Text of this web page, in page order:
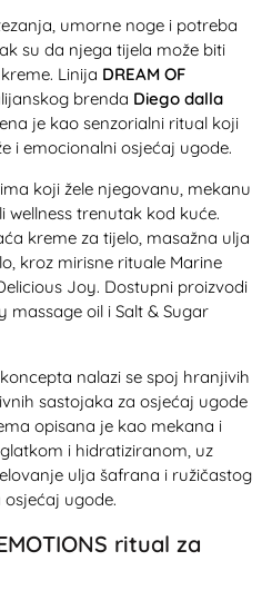
umorne noge i potreba
su da njega tijela može biti
Linija DREAM OF
brenda Diego dalla
je kao senzorialni ritual koji
i emocionalni osjećaj ugode.
koji žele njegovanu, mekanu
wellness trenutak kod kuće.
kreme za tijelo, masažna ulja
kroz mirisne rituale Marine
Joy. Dostupni proizvodi
oil i Salt & Sugar
nalazi se spoj hranjivih
sastojaka za osjećaj ugode
opisana je kao mekana i
i hidratiziranom, uz
ulja šafrana i ružičastog
ugode.
ritual za